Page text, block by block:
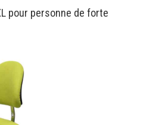
pour personne de forte